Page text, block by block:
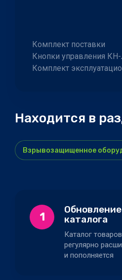
Комплект поставки
Кнопки управления
Комплект
Находится в
Взрывозащищенное
1
Обновление
каталога
Каталог товаров
регулярно
и пополняется